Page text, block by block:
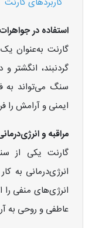
استفاده در
گارنت به‌عنوان
گردنبند، انگشتر
سنگ می‌تواند به
ایمنی و آرامش را
مراقبه و
گارنت یکی از
انرژی‌درمانی به
انرژی‌های منفی را
عاطفی و روحی به